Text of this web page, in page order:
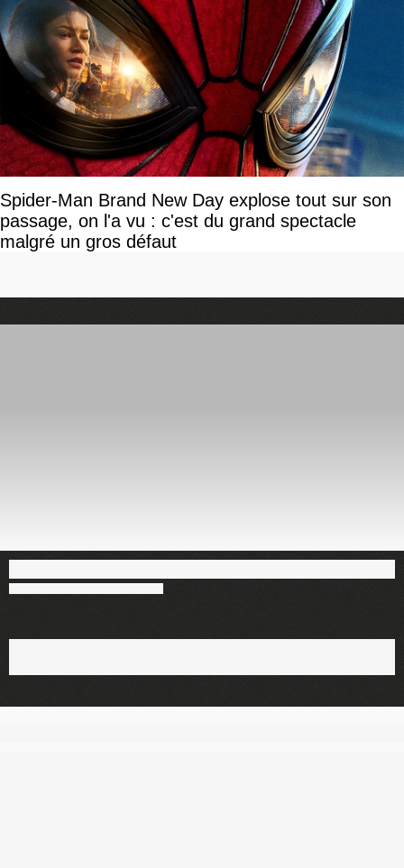
Spider-Man Brand New Day explose tout sur son
passage, on l'a vu : c'est du grand spectacle
malgré un gros défaut